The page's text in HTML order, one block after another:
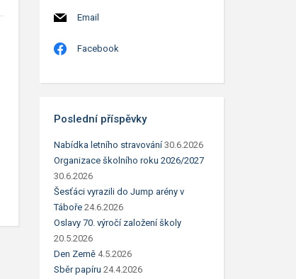
Email
Facebook
Poslední příspěvky
Nabídka letního stravování 30.6.2026
Organizace školního roku 2026/2027
30.6.2026
Šesťáci vyrazili do Jump arény v
Táboře 24.6.2026
Oslavy 70. výročí založení školy
20.5.2026
Den Země 4.5.2026
Sběr papíru 24.4.2026